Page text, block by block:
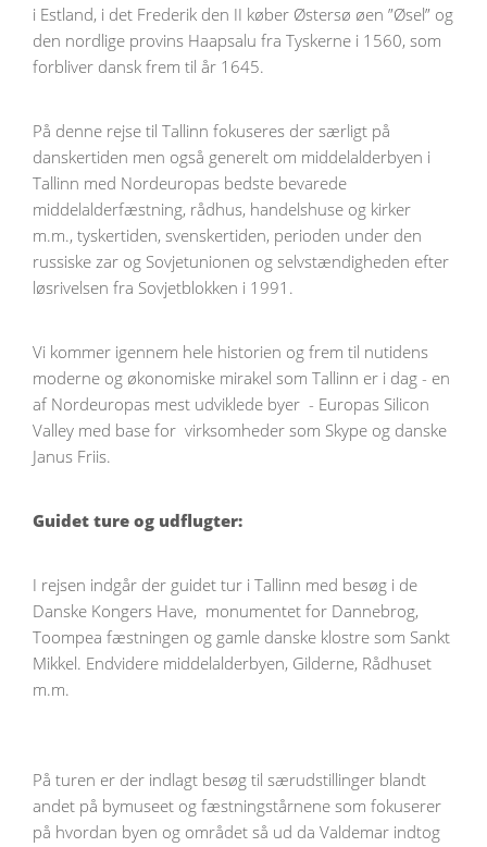
i Estland, i det Frederik den II køber Østersø øen ”Øsel” og
den nordlige provins Haapsalu fra Tyskerne i 1560, som
forbliver dansk frem til år 1645.
På denne rejse til Tallinn fokuseres der særligt på
danskertiden men også generelt om middelalderbyen i
Tallinn med Nordeuropas bedste bevarede
middelalderfæstning, rådhus, handelshuse og kirker
m.m., tyskertiden, svenskertiden, perioden under den
russiske zar og Sovjetunionen og selvstændigheden efter
løsrivelsen fra Sovjetblokken i 1991.
Vi kommer igennem hele historien og frem til nutidens
moderne og økonomiske mirakel som Tallinn er i dag - en
af Nordeuropas mest udviklede byer - Europas Silicon
Valley med base for virksomheder som Skype og danske
Janus Friis.
Guidet ture og udflugter:
I rejsen indgår der guidet tur i Tallinn med besøg i de
Danske Kongers Have, monumentet for Dannebrog,
Toompea fæstningen og gamle danske klostre som Sankt
Mikkel. Endvidere middelalderbyen, Gilderne, Rådhuset
m.m.
På turen er der indlagt besøg til særudstillinger blandt
andet på bymuseet og fæstningstårnene som fokuserer
på hvordan byen og området så ud da Valdemar indtog